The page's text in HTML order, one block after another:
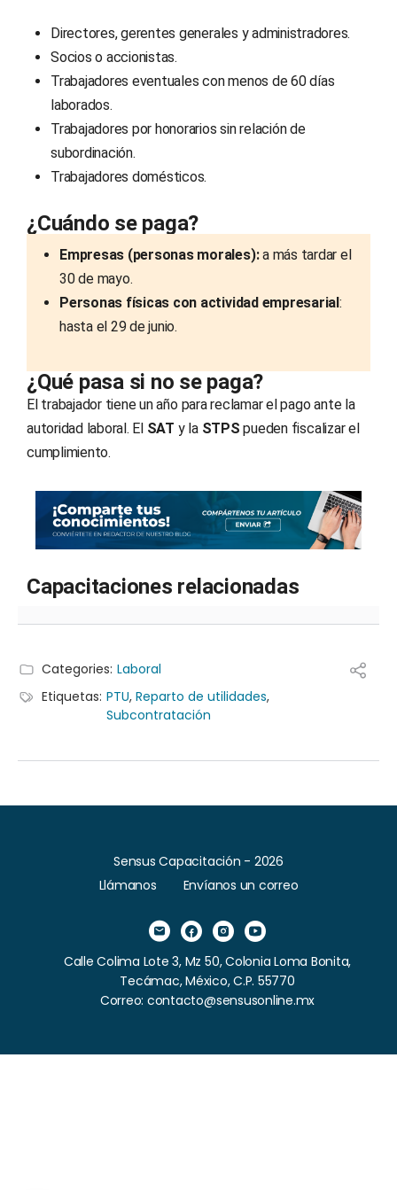
Directores, gerentes generales y administradores.
Socios o accionistas.
Trabajadores eventuales con menos de 60 días
laborados.
Trabajadores por honorarios sin relación de
subordinación.
Trabajadores domésticos.
¿Cuándo se paga?
Empresas (personas morales):a más tardar el
30 de mayo.
Personas físicas con actividad empresarial:
hasta el 29 de junio.
¿Qué pasa si no se paga?
El trabajador tiene un año para reclamar el pago ante la
autoridad laboral. El SAT y la STPS pueden fiscalizar el
cumplimiento.
Capacitaciones relacionadas
Categories: Laboral
Etiquetas: PTU, Reparto de utilidades,
Subcontratación
Sensus Capacitación - 2026
Llámanos
Envíanos un correo
Calle Colima Lote 3, Mz 50, Colonia Loma Bonita,
Tecámac, México, C.P. 55770
Correo: contacto@sensusonline.mx